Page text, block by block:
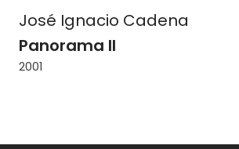
José Ignacio Cadena
Panorama II
2001